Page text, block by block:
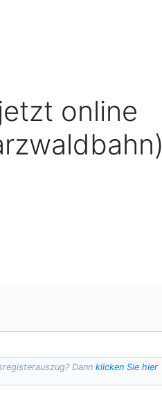
online
? Dannklicken Sie hier